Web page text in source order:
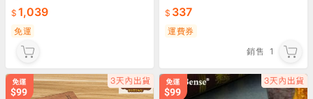
1,039
免運
337
運費券
銷售 1